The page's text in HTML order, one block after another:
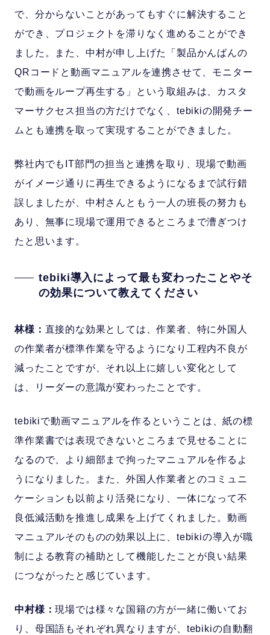
で、分からないことがあってもすぐに解決すること
ができ、プロジェクトを滞りなく進めることができ
ました。また、中村が申し上げた「製品かんばんの
QRコードと動画マニュアルを連携させて、モニター
で動画をループ再生する」という取組みは、カスタ
マーサクセス担当の方だけでなく、tebikiの開発チー
ムとも連携を取って実現することができました。
弊社内でもIT部門の担当と連携を取り、現場で動画
がイメージ通りに再生できるようになるまで試行錯
誤しましたが、中村さんともう一人の班長の努力も
あり、無事に現場で運用できるところまで漕ぎつけ
たと思います。
tebiki導入によって最も変わったことやそ
の効果について教えてください
林様： 直接的な効果としては、作業者、特に外国人
の作業者が標準作業を守るようになり工程内不良が
減ったことですが、それ以上に嬉しい変化として
は、リーダーの意識が変わったことです。
tebikiで動画マニュアルを作るということは、紙の標
準作業書では表現できないところまで見せることに
なるので、より細部まで拘ったマニュアルを作るよ
うになりました。また、外国人作業者とのコミュニ
ケーションも以前より活発になり、一体になって不
良低減活動を推進し成果を上げてくれました。動画
マニュアルそのものの効果以上に、tebikiの導入が職
制による教育の補助として機能したことが良い結果
につながったと感じています。
中村様：現場では様々な国籍の方が一緒に働いてお
り、母国語もそれぞれ異なりますが、tebikiの自動翻